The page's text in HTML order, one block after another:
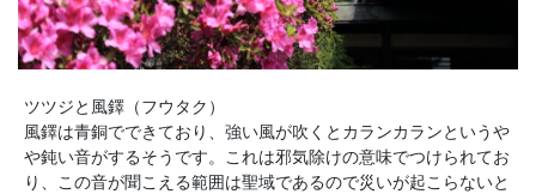
ツツジと風鐸（フウタク）
風鐸は青銅でできており、強い風が吹くとカランカランというや
や鈍い音がするそうです。これは邪気除けの意味でつけられてお
り、この音が聞こえる範囲は聖域であるので災いが起こらないと